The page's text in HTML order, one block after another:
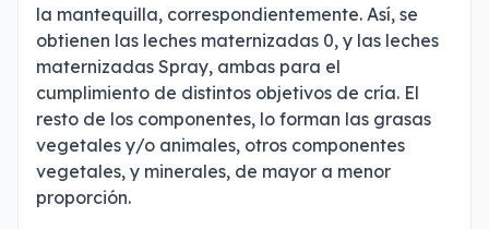
la mantequilla, correspondientemente. Así, se
obtienen las leches maternizadas 0, y las leches
maternizadas Spray, ambas para el
cumplimiento de distintos objetivos de cría. El
resto de los componentes, lo forman las grasas
vegetales y/o animales, otros componentes
vegetales, y minerales, de mayor a menor
proporción.